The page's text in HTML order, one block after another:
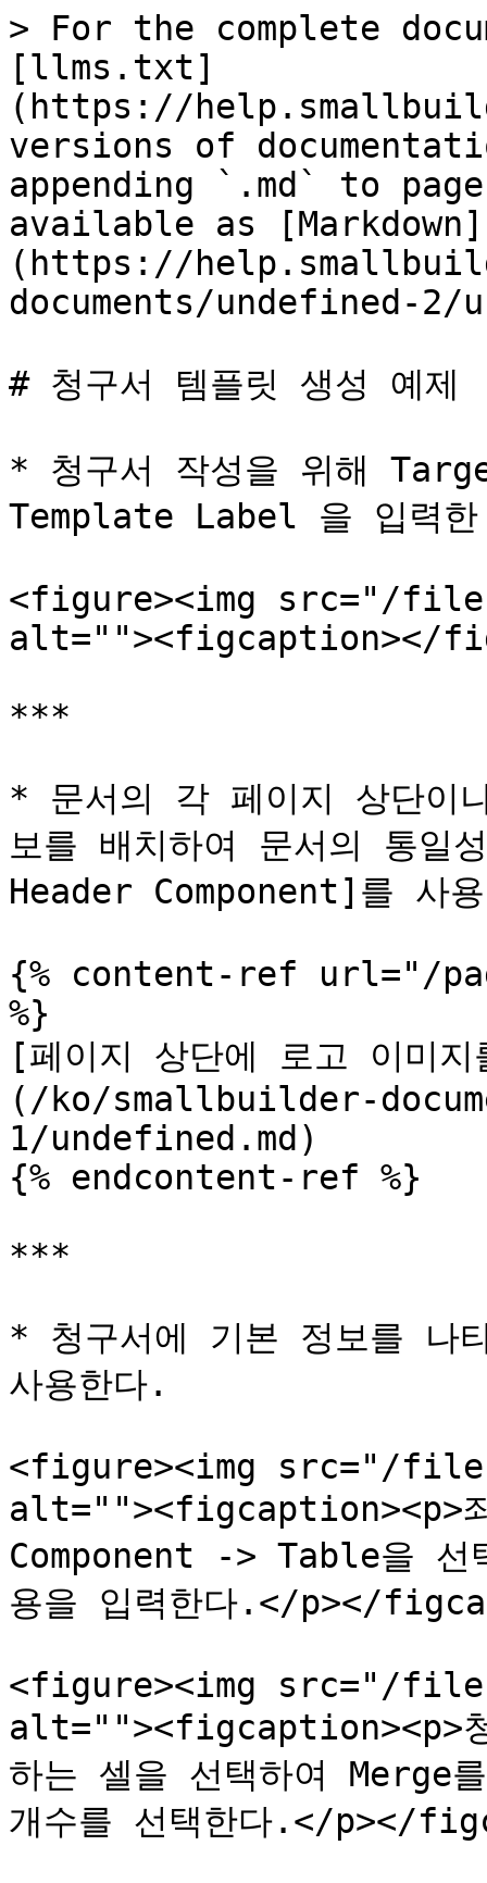
> For the complete
[llms.txt]
(https://
versions of
appending `.md` to
available as [Markdown]
(https://
documents/undefined-2/
# 청구서 템플릿 생성 예제
* 청구서 작성을 위해
Template Label 을 입력
<figure><img src="/files/
alt=""><figcaption></
***
* 문서의 각 페이지 상단이
보를 배치하여 문서의 통일
Header Component]를 사
{% content-ref url="/
%}
[페이지 상단에 로고 이미
(/ko/smallbuilder-
1/undefined.md)
{% endcontent-ref %}
***
* 청구서에 기본 정보를
사용한다.
<figure><img src="/files/
alt=""><figcaption><p>
Component -> Table을 선
용을 입력한다.</p></
<figure><img src="/files/
alt=""><figcaption><p>
하는 셀을 선택하여 Merge
개수를 선택한다.</p></